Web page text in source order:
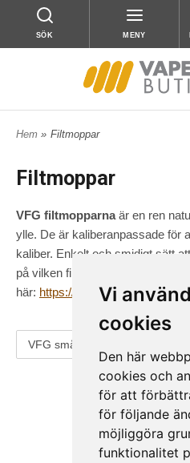
Vi
cookies
Den här
cookies och
för att
för följande
möjliggöra
funktionalitet
SÖK MENY
Hem » Filtmoppar
Filtmoppar
VFG filtmopparnaär en ren
ylle. De är kaliberanpassade för
kaliber. Enkelt och smidigt sätt
på vilken filtmopp som passar din
här: https://
VFG småpack